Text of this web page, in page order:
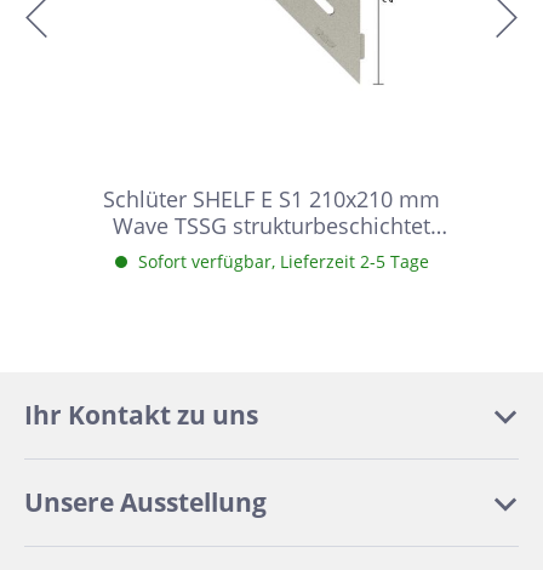
Schlüter SHELF E S1 210x210 mm
Wave TSSG strukturbeschichtet
Steingrau Duschablage
Sofort verfügbar, Lieferzeit 2-5 Tage
Ihr Kontakt zu uns
Unsere Ausstellung